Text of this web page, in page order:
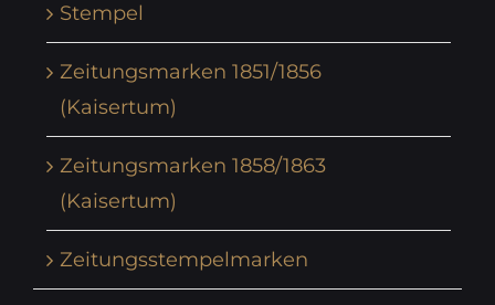
Stempel
Zeitungsmarken 1851/1856
(Kaisertum)
Zeitungsmarken 1858/1863
(Kaisertum)
Zeitungsstempelmarken